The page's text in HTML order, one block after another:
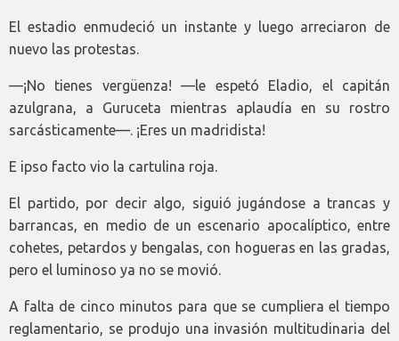
El estadio enmudeció un instante y luego arreciaron de
nuevo las protestas.
—¡No tienes vergüenza! —le espetó Eladio, el capitán
azulgrana, a Guruceta mientras aplaudía en su rostro
sarcásticamente—. ¡Eres un madridista!
E ipso facto vio la cartulina roja.
El partido, por decir algo, siguió jugándose a trancas y
barrancas, en medio de un escenario apocalíptico, entre
cohetes, petardos y bengalas, con hogueras en las gradas,
pero el luminoso ya no se movió.
A falta de cinco minutos para que se cumpliera el tiempo
reglamentario, se produjo una invasión multitudinaria del